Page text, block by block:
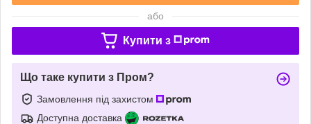
або
Купити з
Що таке купити з Пром?
Замовлення під захистом
Доступна доставка